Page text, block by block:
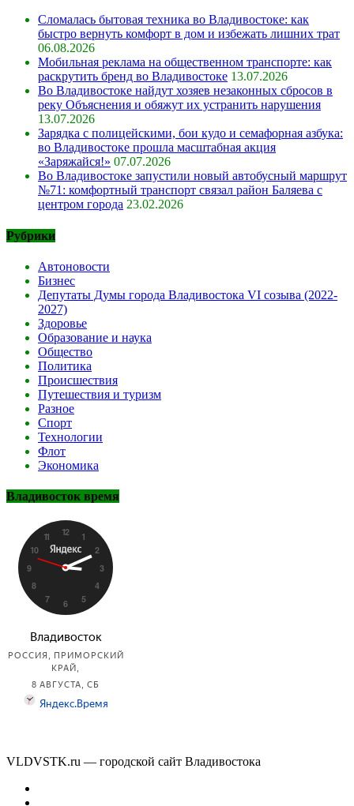
Сломалась бытовая техника во Владивостоке: как
быстро вернуть комфорт в дом и избежать лишних трат
06.08.2026
Мобильная реклама на общественном транспорте: как
раскрутить бренд во Владивостоке 13.07.2026
Во Владивостоке найдут хозяев незаконных сбросов в
реку Объяснения и обяжут их устранить нарушения
13.07.2026
Зарядка с полицейскими, бои кудо и семафорная азбука:
во Владивостоке прошла масштабная акция
«Заряжайся!» 07.07.2026
Во Владивостоке запустили новый автобусный маршрут
№71: комфортный транспорт связал район Баляева с
центром города 23.02.2026
Рубрики
Автоновости
Бизнес
Депутаты Думы города Владивостока VI созыва (2022-
2027)
Здоровье
Образование и наука
Общество
Политика
Происшествия
Путешествия и туризм
Разное
Спорт
Технологии
Флот
Экономика
Владивосток время
VLDVSTK.ru — городской сайт Владивостока